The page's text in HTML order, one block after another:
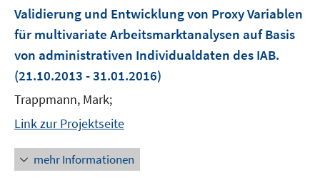
Validierung und Entwicklung von Proxy Variablen
für multivariate Arbeitsmarktanalysen auf Basis
von administrativen Individualdaten des IAB.
(21.10.2013 - 31.01.2016)
Trappmann, Mark;
Link zur Projektseite
mehr Informationen